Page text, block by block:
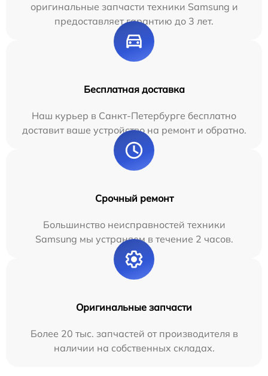
оригинальные запчасти техники Samsung и
предоставляет гарантию до 3 лет.
Бесплатная доставка
Наш курьер в Санкт-Петербурге бесплатно
доставит ваше устройство на ремонт и обратно.
Срочный ремонт
Большинство неисправностей техники
Samsung мы устраняем в течение 2 часов.
Оригинальные запчасти
Более 20 тыс. запчастей от производителя в
наличии на собственных складах.